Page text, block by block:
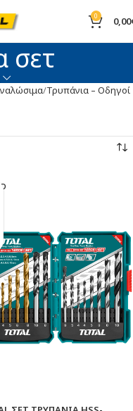
0 0,00
σετ
Τρυπάνια – Οδηγοί